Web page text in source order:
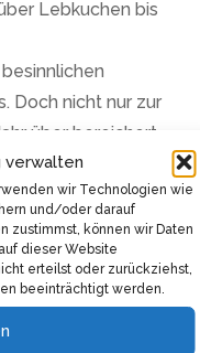
verwalten
wir Technologien wie
und/oder darauf
zustimmst, können wir Daten
dieser Website
erteilst oder zurückziehst,
beeinträchtigt werden.
Lebkuchen bis
Doch nicht nur zur
über bereichert
zahlreiche
kennt kaum
Speisen, die
oder
das kräftigste